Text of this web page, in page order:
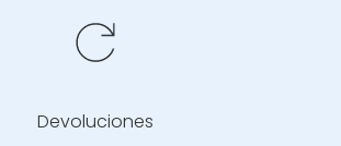
Devoluciones